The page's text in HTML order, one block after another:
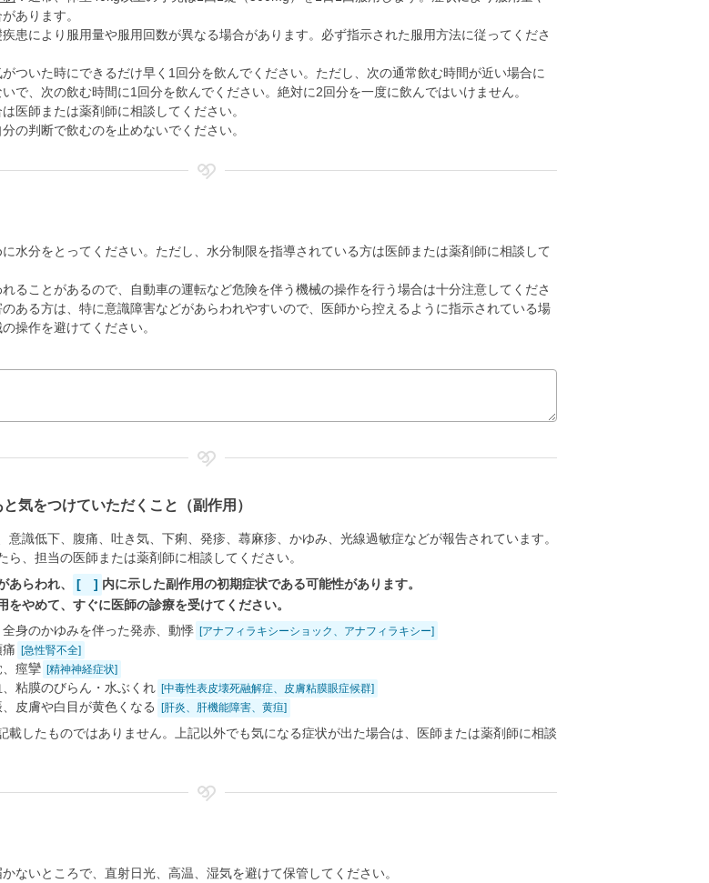
あります。
患により服用量や服用回数が異なる場合があります。必ず指示された服用方法に従ってくださ
ついた時にできるだけ早く1回分を飲んでください。ただし、次の通常飲む時間が近い場合に
で、次の飲む時間に1回分を飲んでください。絶対に2回分を一度に飲んではいけません。
医師または薬剤師に相談してください。
の判断で飲むのを止めないでください。
水分をとってください。ただし、水分制限を指導されている方は医師または薬剤師に相談して
ることがあるので、自動車の運転など危険を伴う機械の操作を行う場合は十分注意してくださ
ある方は、特に意識障害などがあらわれやすいので、医師から控えるように指示されている場
操作を避けてください。
気をつけていただくこと（副作用）
意識低下、腹痛、吐き気、下痢、発疹、蕁麻疹、かゆみ、光線過敏症などが報告されています。
ら、担当の医師または薬剤師に相談してください。
あらわれ、
[ ] 内に示した副作用の初期症状である可能性があります。
をやめて、すぐに医師の診療を受けてください。
身のかゆみを伴った発赤、動悸 [アナフィラキシーショック、アナフィラキシー]
[急性腎不全]
痙攣 [精神神経症状]
粘膜のびらん・水ぶくれ [中毒性表皮壊死融解症、皮膚粘膜眼症候群]
皮膚や白目が黄色くなる [肝炎、肝機能障害、黄疸]
載したものではありません。上記以外でも気になる症状が出た場合は、医師または薬剤師に相談
ないところで、直射日光、高温、湿気を避けて保管してください。